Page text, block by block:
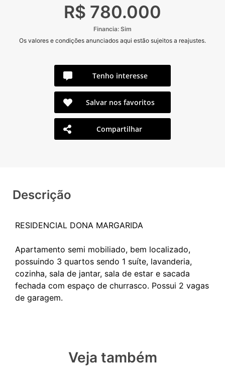
R$ 780.000
Financia: Sim
Os valores e condições anunciados aqui estão sujeitos a reajustes.
Tenho interesse
Salvar nos favoritos
Compartilhar
Descrição
RESIDENCIAL DONA MARGARIDA
Apartamento semi mobiliado, bem localizado,
possuindo 3 quartos sendo 1 suíte, lavanderia,
cozinha, sala de jantar, sala de estar e sacada
fechada com espaço de churrasco. Possui 2 vagas
Veja também